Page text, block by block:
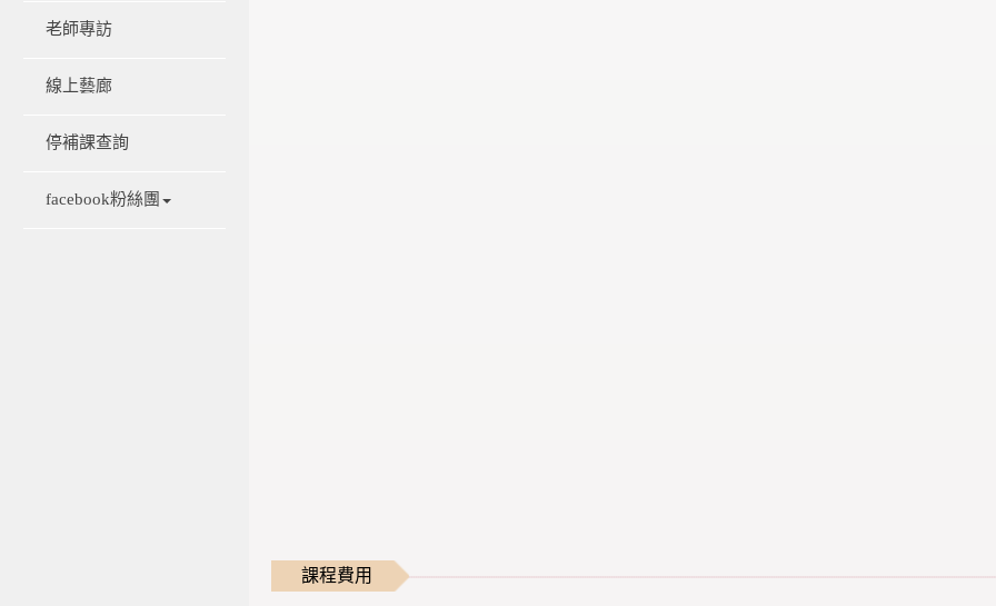
老師專訪
線上藝廊
停補課查詢
facebook粉絲團
課程費用